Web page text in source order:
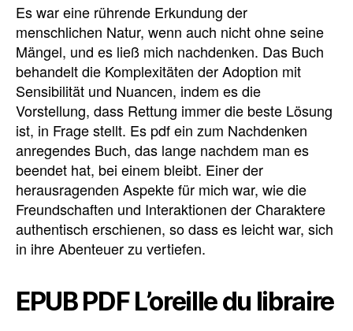
Es war eine rührende Erkundung der
menschlichen Natur, wenn auch nicht ohne seine
Mängel, und es ließ mich nachdenken. Das Buch
behandelt die Komplexitäten der Adoption mit
Sensibilität und Nuancen, indem es die
Vorstellung, dass Rettung immer die beste Lösung
ist, in Frage stellt. Es pdf ein zum Nachdenken
anregendes Buch, das lange nachdem man es
beendet hat, bei einem bleibt. Einer der
herausragenden Aspekte für mich war, wie die
Freundschaften und Interaktionen der Charaktere
authentisch erschienen, so dass es leicht war, sich
in ihre Abenteuer zu vertiefen.
EPUB PDF L’oreille du libraire